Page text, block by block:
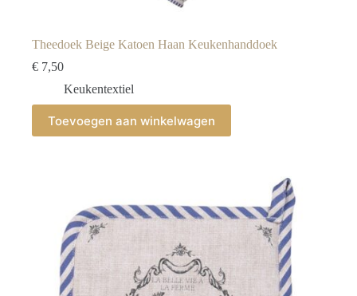
Theedoek Beige Katoen Haan Keukenhanddoek
€ 7,50
Keukentextiel
Toevoegen aan winkelwagen